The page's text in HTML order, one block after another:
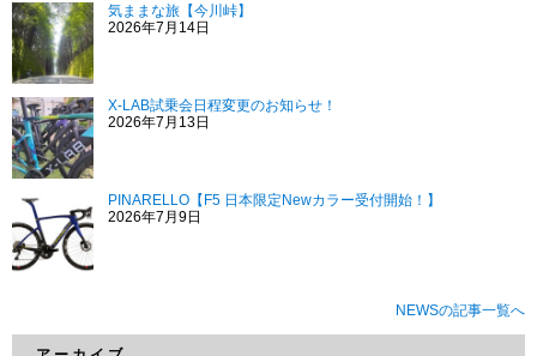
気ままな旅【今川峠】
2026年7月14日
X-LAB試乗会日程変更のお知らせ！
2026年7月13日
PINARELLO【F5 日本限定Newカラー受付開始！】
2026年7月9日
NEWSの記事一覧へ